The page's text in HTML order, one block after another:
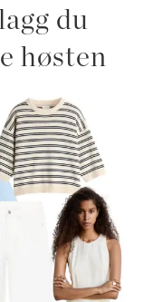
du
høsten